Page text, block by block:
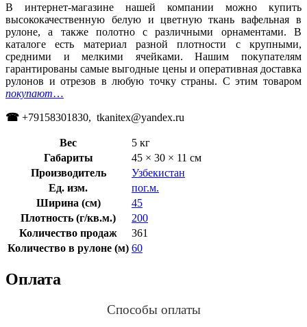
В интернет-магазине нашей компании можно купить
высококачественную белую и цветную ткань вафельная в
рулоне, а также полотно с различными орнаментами. В
каталоге есть материал разной плотности с крупными,
средними и мелкими ячейками. Нашим покупателям
гарантированы самые выгодные цены и оперативная доставка
рулонов и отрезов в любую точку страны. С этим товаром
покупают…
☎ +79158301830, tkanitex@yandex.ru
Вес
5 кг
Габариты
45 × 30 × 11 см
Производитель
Узбекистан
Ед. изм.
пог.м.
Ширина (см)
45
Плотность (г/кв.м.)
200
Количество продаж
361
Количество в рулоне (м) 60
Оплата
Способы оплаты